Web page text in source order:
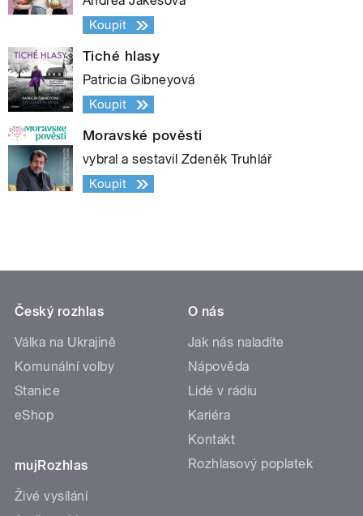
Koupit
Tiché hlasy
Patricia Gibneyová
Koupit
Moravské pověsti
vybral a sestavil Zdeněk Truhlář
Koupit
Český rozhlas
Válka na Ukrajině
Komunální volby
Stanice
eShop
mujRozhlas
Živé vysílání
O nás
Jak nás naladíte
Nápověda
Lidé v rádiu
Kariéra
Kontakt
Rozhlasový poplatek